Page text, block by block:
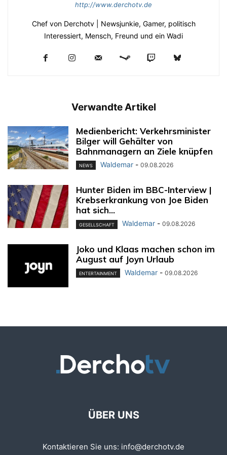
http://www.derchotv.de
Chef von Derchotv | Newsjunkie, Gamer, politisch
Interessiert, Mensch, Freund und ein Wadi
Verwandte Artikel
Medienbericht: Verkehrsminister
Bilger will Gehälter von
Bahnmanagern an Ziele knüpfen
NEWS Waldemar - 09.08.2026
Hunter Biden im BBC-Interview |
Krebserkrankung von Joe Biden
hat sich...
GESELLSCHAFT Waldemar - 09.08.2026
Joko und Klaas machen schon im
August auf Joyn Urlaub
ENTERTAINMENT Waldemar - 09.08.2026
ÜBER UNS
Kontaktieren Sie uns: info@derchotv.de